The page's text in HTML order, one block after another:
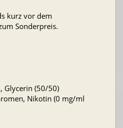
kurz vor dem
Sonderpreis.
Glycerin (50/50)
Nikotin (0 mg/ml